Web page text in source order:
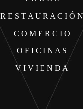
R E S T A U R A C I Ó N
C O M E R C I O
O F I C I N A S
V I V I E N D A